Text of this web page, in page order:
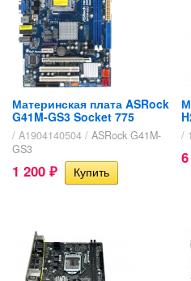
Материнская плата ASRock
G41M-GS3 Socket 775
/ A1904140504 / ASRock G41M-
GS3
1 200 ₽
/